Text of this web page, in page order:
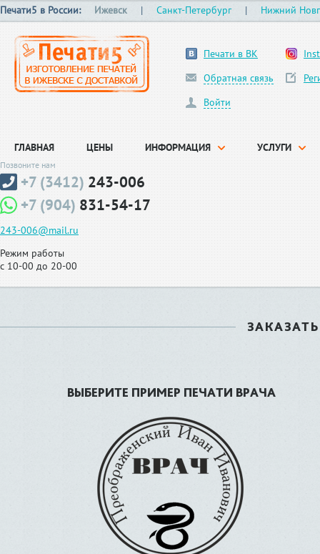
Печати5 в России: Ижевск | Санкт-Петербург | Нижний
Печати в ВК
Обратная связь
Войти
ГЛАВНАЯ ЦЕНЫ ИНФОРМАЦИЯ УСЛУГИ
Позвоните нам
+7 (3412) 243-006
+7 (904) 831-54-17
243-006@mail.ru
Режим работы
с 10-00 до 20-00
ВЫБЕРИТЕ ПРИМЕР ПЕЧАТИ ВРАЧА